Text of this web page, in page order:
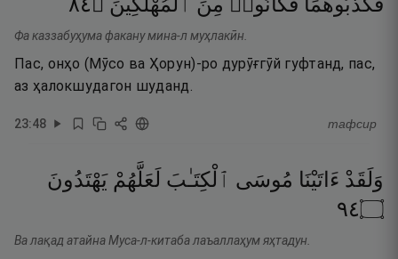
Фа каззабуҳума факану мина-л муҳлакӣн.
Пас, онҳо (Мӯсо ва Ҳорун)-ро дурӯғгӯй гуфтанд, пас,
аз ҳалокшудагон шуданд.
23:48 тафсир
وَلَقَدْ ءَاتَيْنَا مُوسَى ٱلْكِتَـٰبَ لَعَلَّهُمْ يَهْتَدُونَ
۝٤٩
Ва лақад атайна Муса-л-китаба лаъаллаҳум яҳтадун.